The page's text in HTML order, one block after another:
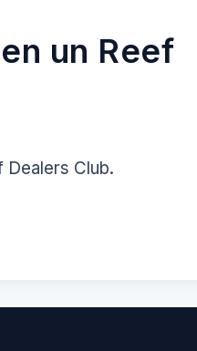
un Reef
Club.